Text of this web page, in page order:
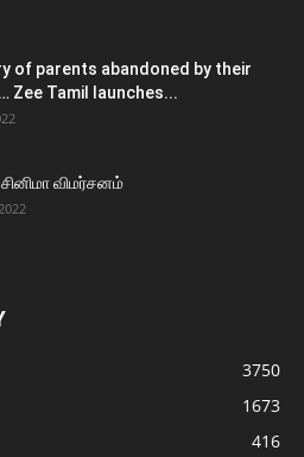
of parents abandoned by their
Zee Tamil launches...
விமர்சனம்
3750
1673
416